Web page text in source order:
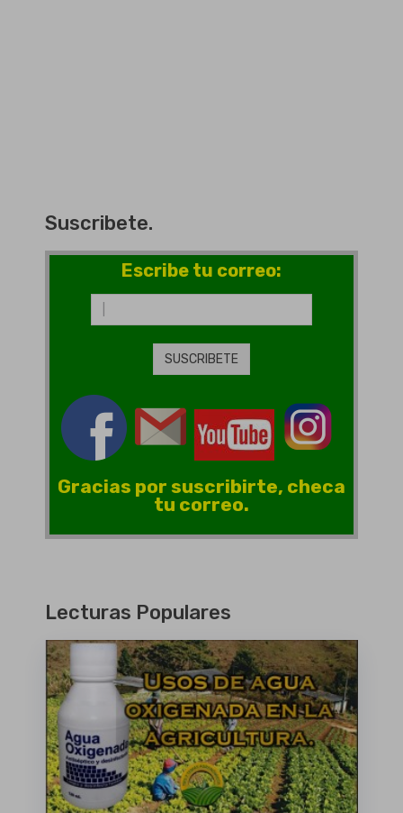
Suscribete.
Escribe tu correo:
Gracias por suscribirte, checa
tu correo.
Lecturas Populares